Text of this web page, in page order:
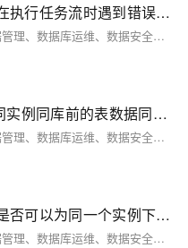
数据管理DMS操作报错合集之在执行任务流时遇到错误，该如何解决
阿里云数据管理DMS提供了全面的数据管理、数据库运维、数据安全、数据迁移与同步等功能，助力企业高效、安全地进行数据库管理和运维工作。以下是DMS产品使用合集的详细介绍。
数据管理DMS使用问题之DTs同实例同库前的表数据同步，该如何操作
阿里云数据管理DMS提供了全面的数据管理、数据库运维、数据安全、数据迁移与同步等功能，助力企业高效、安全地进行数据库管理和运维工作。以下是DMS产品使用合集的详细介绍。
数据管理DMS产品使用合集之是否可以为同一个实例下的不同数据库设置不同的审批规则
阿里云数据管理DMS提供了全面的数据管理、数据库运维、数据安全、数据迁移与同步等功能，助力企业高效、安全地进行数据库管理和运维工作。以下是DMS产品使用合集的详细介绍。